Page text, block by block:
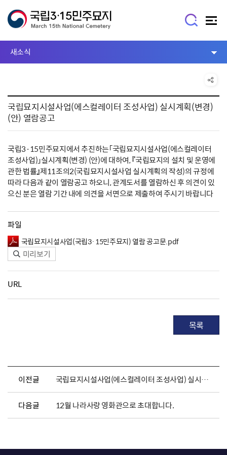
새소식
국립묘지시설사업(에스컬레이터 조성사업) 실시계획(변경)
(안) 열람공고
국립3·15민주묘지에서 추진하는「국립묘지시설사업(에스컬레이터
조성사업)」실시계획(변경) (안)에 대하여, 『국립묘지의 설치 및 운영에
관한 법률』제11조의2(국립묘지시설사업 실시계획의 작성)의 규정에
따라 다음과 같이 열람공고 하오니, 관계도서를 열람하신 후 의견이 있
으신 분은 열람 기간 내에 의견을 서면으로 제출하여 주시기 바랍니다
파일
국립묘지시설사업(국립3·15민주묘지) 열람 공고문.pdf
미리보기
URL
목록
이전글 국립묘지시설사업(에스컬레이터 조성사업) 실시계획(변경) 및 지형도면 승인 고시
다음글 12월 나라사랑 영화관으로 초대합니다.